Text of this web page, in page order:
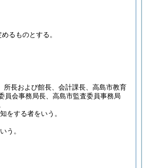
るものとする。
所長および館長、会計課長、高島市教育
員会事務局長、高島市監査委員事務局
をする者をいう。
う。